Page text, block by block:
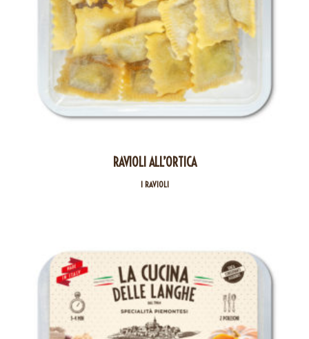
RAVIOLI ALL’ORTICA
I RAVIOLI